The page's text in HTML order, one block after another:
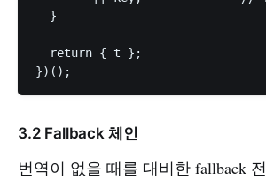
  }
  return { t };
3.2 Fallback 체인
번역이 없을 때를 대비한 fallback